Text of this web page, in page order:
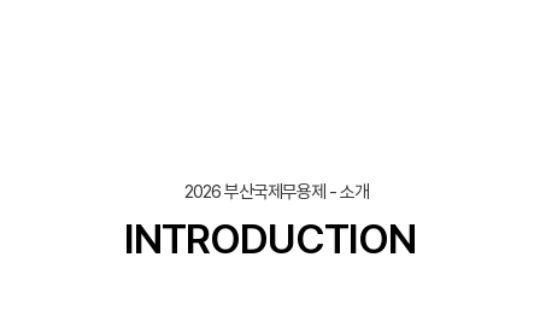
2026 부산국제무용제 - 소개
INTRODUCTION